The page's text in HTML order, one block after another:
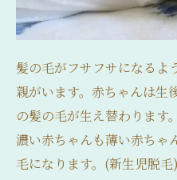
髪の毛がフサフサになるよ
親がいます。赤ちゃんは生
の髪の毛が生え替わります
濃い赤ちゃんも薄い赤ちゃ
毛になります。(新生児脱毛)